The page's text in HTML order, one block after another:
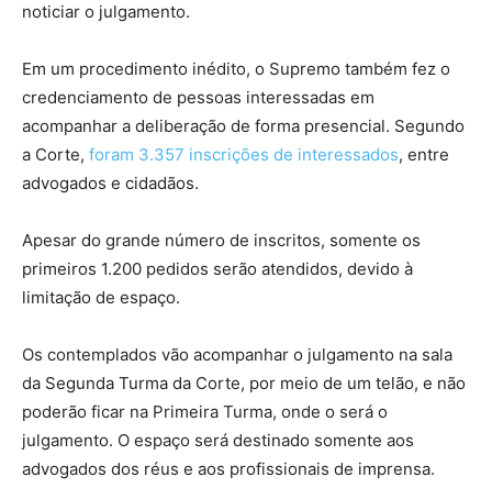
noticiar o julgamento.
Em um procedimento inédito, o Supremo também fez o
credenciamento de pessoas interessadas em
acompanhar a deliberação de forma presencial. Segundo
a Corte, foram 3.357 inscrições de interessados, entre
advogados e cidadãos.
Apesar do grande número de inscritos, somente os
primeiros 1.200 pedidos serão atendidos, devido à
limitação de espaço.
Os contemplados vão acompanhar o julgamento na sala
da Segunda Turma da Corte, por meio de um telão, e não
poderão ficar na Primeira Turma, onde o será o
julgamento. O espaço será destinado somente aos
advogados dos réus e aos profissionais de imprensa.